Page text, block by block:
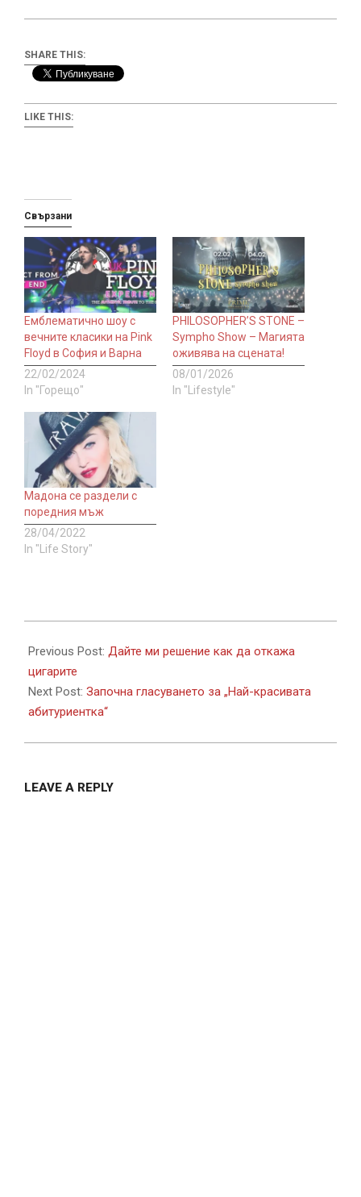
SHARE THIS:
LIKE THIS:
Свързани
Емблематично шоу с
вечните класики на Pink
Floyd в София и Варна
22/02/2024
In "Горещо"
PHILOSOPHER’S STONE –
Sympho Show – Магията
оживява на сцената!
08/01/2026
In "Lifestyle"
Мадона се раздели с
поредния мъж
28/04/2022
In "Life Story"
06-
01
Previous Post: Дайте ми решение как да откажа
цигарите
Next Post: Започна гласуването за „Най-красивата
абитуриентка“
LEAVE A REPLY